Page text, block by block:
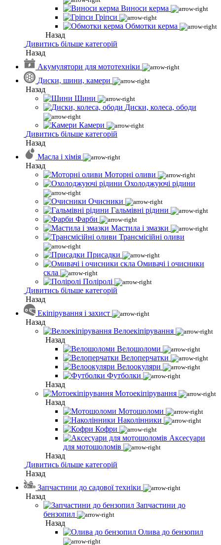
Виноси керма
Гріпси
Обмотки керма
Назад
Дивитись більше категорій
Назад
Акумулятори для мототехніки
Диски, шини, камери
Назад
Шини
Диски, колеса, ободи
Камери
Дивитись більше категорій
Назад
Масла і хімія
Назад
Моторні оливи
Охолоджуючі рідини
Очисники
Гальмівні рідини
Фарби
Мастила і змазки
Трансмісійні оливи
Присадки
Омивачі і очисники
скла
Поліролі
Дивитись більше категорій
Назад
Екіпірування і захист
Назад
Велоекіпірування
Назад
Велошоломи
Велоперчатки
Велоокуляри
Футболки
Назад
Мотоекіпірування
Назад
Мотошоломи
Наколінники
Кофри
Аксесуари
для мотошоломів
Назад
Дивитись більше категорій
Назад
Запчастини до садової техніки
Назад
Запчастини до
бензопил
Назад
Олива до бензопил